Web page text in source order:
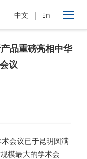
中文 | En
品重磅亮相中华
议
会议已于昆明圆满
模最大的学术会